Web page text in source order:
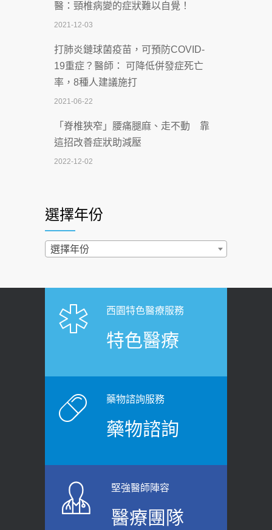
智慧 醫療布局
2026-07-06
【115年臺北市「防癌保衛戰：健康好禮
一手刮」】 宣導
2026-07-02
2026-07-02
4連霸議員黃秋澤癌逝！食道癌為何奪命
西園醫院55周年 7／10捐血公益活動 邀
民眾熱血響應
2026-06-30
健康肛門痛都是痔瘡?醫談瘍瘍瘻管與肛
裂差異 逾50歲民眾可做1事
原則避免血糖血壓飆高
2026-06-08
上班常待在冷氣房？小心泌尿道感染
醫示警：1病症嚴重恐喪命
醫：頸椎病變的症狀難以自覺！
2021-12-03
打肺炎鏈球菌疫苗，可預防COVID-
19重症？醫師： 可降低併發症死亡
率，8種人建議施打
2021-06-22
「脊椎狹窄」腰痛腿麻、走不動 靠
這招改善症狀助減壓
2022-12-02
2022-02-17
過量維生素D和鈣恐罹癌? 醫師釋
「落枕」不要大力按脖子！ 1招「伸
展運動」預防落枕
老後睡不好、夜間易跌倒
2021-03-05
骨科魏志定主任接受專訪 【年代電視
選擇年份
選擇年份
西園特色醫療服務
特色醫療
藥物諮詢服務
藥物諮詢
堅強醫師陣容
醫療團隊